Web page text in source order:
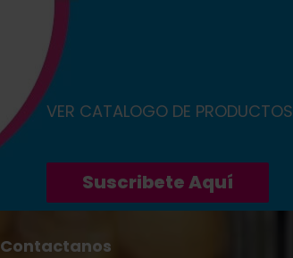
VER CATALOGO DE PRODUCTOS
Suscribete Aquí
Contactanos